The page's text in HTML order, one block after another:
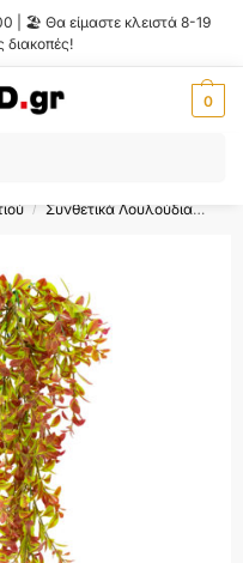
| 🏖️ Θα είμαστε κλειστά 8-19
0
κωδικό
/ Συνθετικά Λουλούδια